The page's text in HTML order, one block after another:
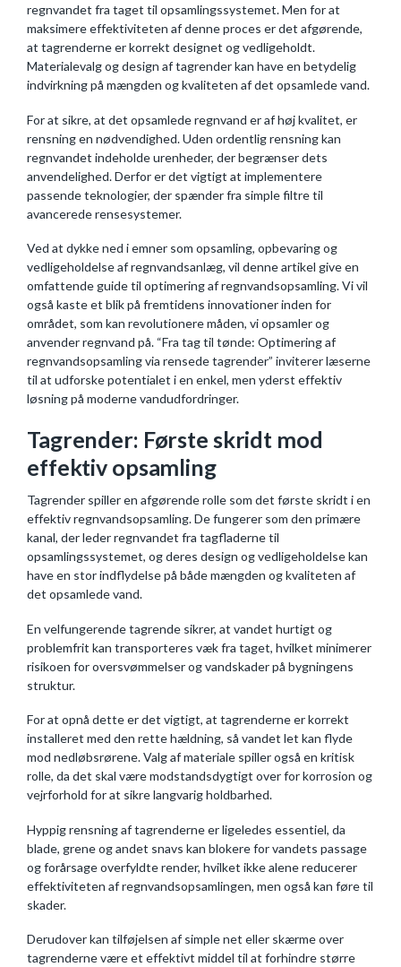
regnvandet fra taget til opsamlingssystemet. Men for at
maksimere effektiviteten af denne proces er det afgørende,
at tagrenderne er korrekt designet og vedligeholdt.
Materialevalg og design af tagrender kan have en betydelig
indvirkning på mængden og kvaliteten af det opsamlede vand.
For at sikre, at det opsamlede regnvand er af høj kvalitet, er
rensning en nødvendighed. Uden ordentlig rensning kan
regnvandet indeholde urenheder, der begrænser dets
anvendelighed. Derfor er det vigtigt at implementere
passende teknologier, der spænder fra simple filtre til
avancerede rensesystemer.
Ved at dykke ned i emner som opsamling, opbevaring og
vedligeholdelse af regnvandsanlæg, vil denne artikel give en
omfattende guide til optimering af regnvandsopsamling. Vi vil
også kaste et blik på fremtidens innovationer inden for
området, som kan revolutionere måden, vi opsamler og
anvender regnvand på. “Fra tag til tønde: Optimering af
regnvandsopsamling via rensede tagrender” inviterer læserne
til at udforske potentialet i en enkel, men yderst effektiv
løsning på moderne vandudfordringer.
Tagrender: Første skridt mod
effektiv opsamling
Tagrender spiller en afgørende rolle som det første skridt i en
effektiv regnvandsopsamling. De fungerer som den primære
kanal, der leder regnvandet fra tagfladerne til
opsamlingssystemet, og deres design og vedligeholdelse kan
have en stor indflydelse på både mængden og kvaliteten af
det opsamlede vand.
En velfungerende tagrende sikrer, at vandet hurtigt og
problemfrit kan transporteres væk fra taget, hvilket minimerer
risikoen for oversvømmelser og vandskader på bygningens
struktur.
For at opnå dette er det vigtigt, at tagrenderne er korrekt
installeret med den rette hældning, så vandet let kan flyde
mod nedløbsrørene. Valg af materiale spiller også en kritisk
rolle, da det skal være modstandsdygtigt over for korrosion og
vejrforhold for at sikre langvarig holdbarhed.
Hyppig rensning af tagrenderne er ligeledes essentiel, da
blade, grene og andet snavs kan blokere for vandets passage
og forårsage overfyldte render, hvilket ikke alene reducerer
effektiviteten af regnvandsopsamlingen, men også kan føre til
skader.
Derudover kan tilføjelsen af simple net eller skærme over
tagrenderne være et effektivt middel til at forhindre større